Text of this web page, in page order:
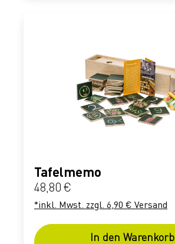
Tafelmemo
Regulärer Preis:
48,80 €
*inkl. Mwst. zzgl. 6,90 € Versand
In den Warenkorb